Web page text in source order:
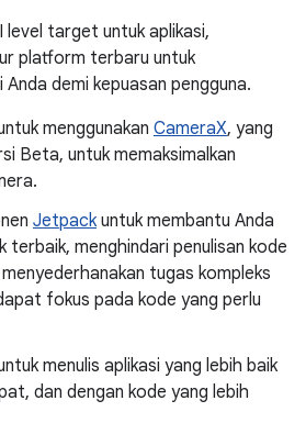
level target untuk aplikasi,
platform terbaru untuk
demi kepuasan pengguna.
menggunakan CameraX, yang
Beta, untuk memaksimalkan
Jetpackuntuk membantu Anda
terbaik, menghindari penulisan kode
tugas kompleks
fokus pada kode yang perlu
menulis aplikasi yang lebih baik
dan dengan kode yang lebih